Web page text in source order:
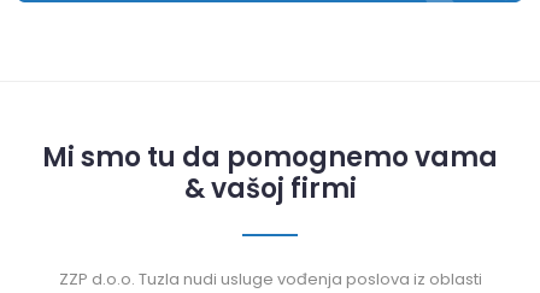
Mi smo tu da pomognemo vama
& vašoj firmi
ZZP d.o.o. Tuzla nudi usluge vođenja poslova iz oblasti